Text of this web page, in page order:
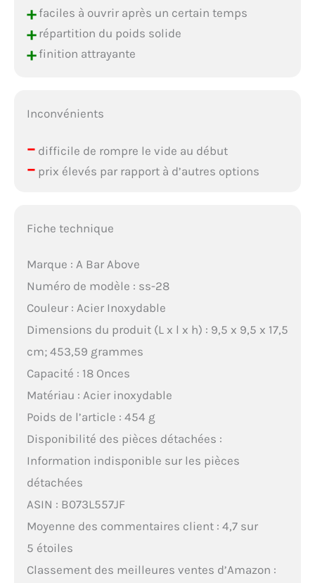
+faciles à ouvrir après un certain temps
+répartition du poids solide
+finition attrayante
Inconvénients
–difficile de rompre le vide au début
–prix élevés par rapport à d’autres options
Fiche technique
Marque : A Bar Above
Numéro de modèle : ss-28
Couleur : Acier Inoxydable
Dimensions du produit (L x l x h) : 9,5 x 9,5 x 17,5
cm; 453,59 grammes
Capacité : 18 Onces
Matériau : Acier inoxydable
Poids de l’article : 454 g
Disponibilité des pièces détachées :
Information indisponible sur les pièces
détachées
ASIN : B073L557JF
Moyenne des commentaires client : 4,7 sur
5 étoiles
Classement des meilleures ventes d’Amazon :